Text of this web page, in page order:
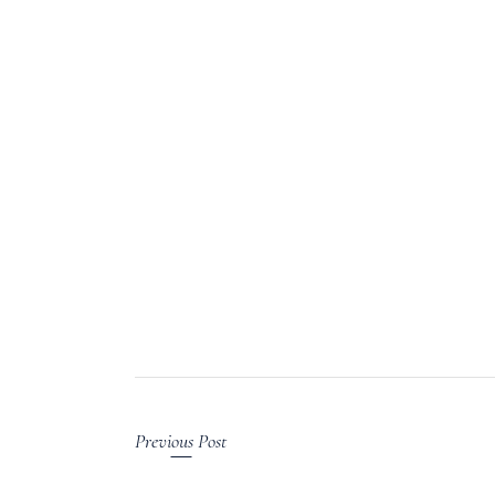
Previous Post